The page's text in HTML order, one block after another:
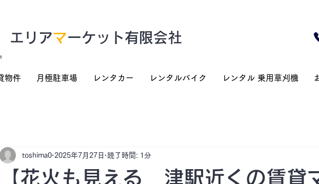
​エリアマーケット有限会社
物件 月極駐車場 レンタカー レンタルバイク レンタル 乗用草刈機
【花火も見える 津駅近くの賃貸
toshima0 2025年7月27日 読了時間: 1分